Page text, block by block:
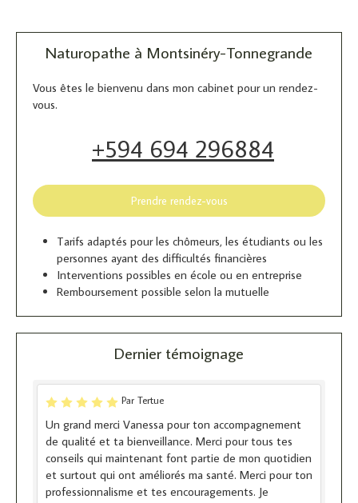
Naturopathe à Montsinéry-Tonnegrande
Vous êtes le bienvenu dans mon cabinet pour un rendez-
vous.
+594 694 296884
Prendre rendez-vous
Tarifs adaptés pour les chômeurs, les étudiants ou les
personnes ayant des difficultés financières
Interventions possibles en école ou en entreprise
Remboursement possible selon la mutuelle
Dernier témoignage
Par Tertue
Un grand merci Vanessa pour ton accompagnement
de qualité et ta bienveillance. Merci pour tous tes
conseils qui maintenant font partie de mon quotidien
et surtout qui ont améliorés ma santé. Merci pour ton
professionnalisme et tes encouragements. Je